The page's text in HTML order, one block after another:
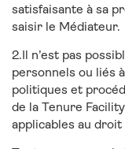
satisfaisante à sa
saisir le Médiateur.
2.Il n’est pas
personnels ou liés
politiques et
de la Tenure
applicables au